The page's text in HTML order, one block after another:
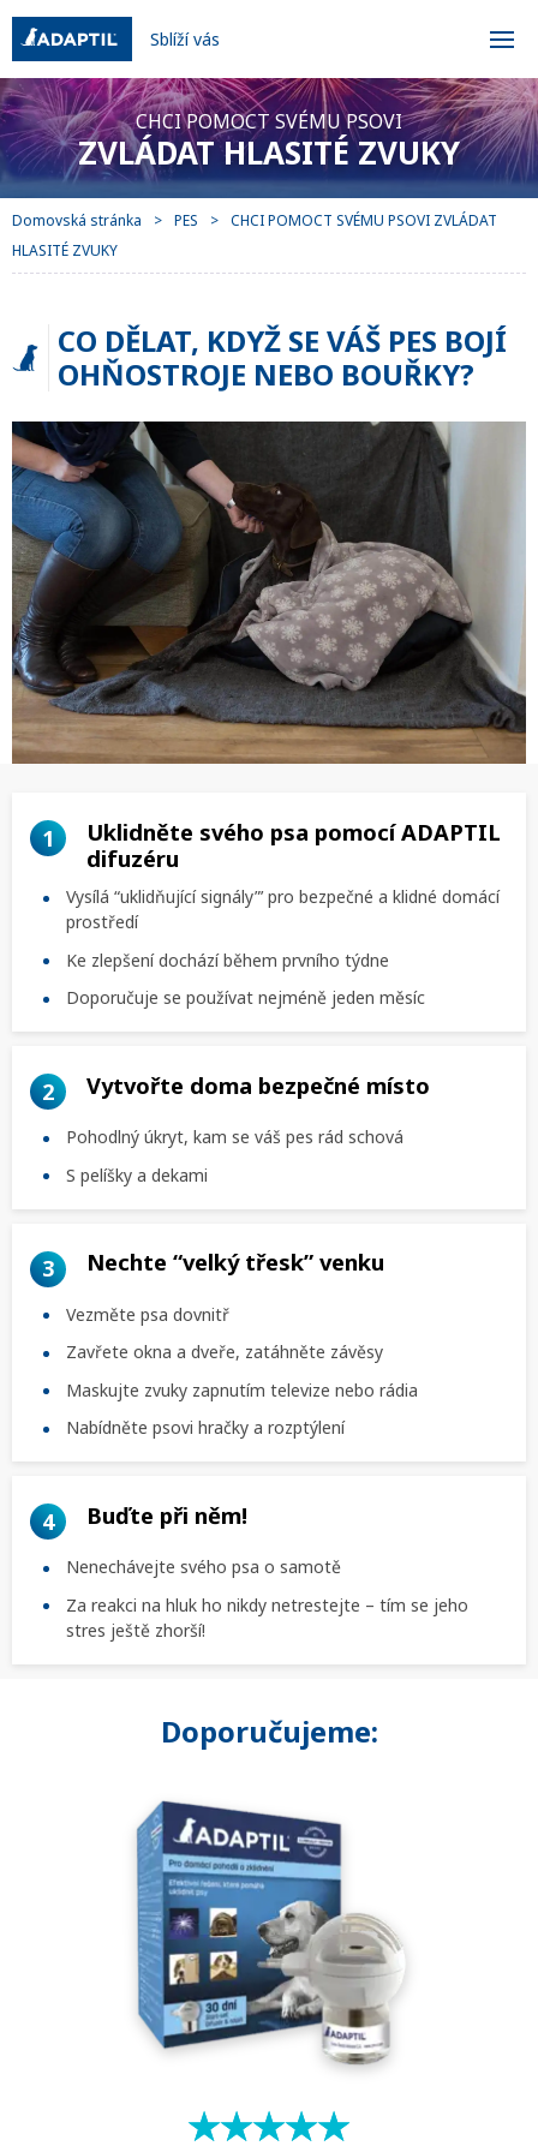
Sblíží vás
CHCI POMOCT SVÉMU PSOVI
ZVLÁDAT HLASITÉ ZVUKY
Domovská stránka PES
CHCI POMOCT SVÉMU PSOVI ZVLÁDAT
HLASITÉ ZVUKY
CO DĚLAT, KDYŽ SE VÁŠ PES BOJÍ
OHŇOSTROJE NEBO BOUŘKY?
1
Uklidněte svého psa pomocí ADAPTIL
difuzéru
Vysílá “uklidňující signály”’ pro bezpečné a klidné domácí
prostředí
Ke zlepšení dochází během prvního týdne
Doporučuje se používat nejméně jeden měsíc
2 Vytvořte doma bezpečné místo
Pohodlný úkryt, kam se váš pes rád schová
S pelíšky a dekami
3 Nechte “velký třesk” venku
Vezměte psa dovnitř
Zavřete okna a dveře, zatáhněte závěsy
Maskujte zvuky zapnutím televize nebo rádia
Nabídněte psovi hračky a rozptýlení
4 Buďte při něm!
Nenechávejte svého psa o samotě
Za reakci na hluk ho nikdy netrestejte – tím se jeho
stres ještě zhorší!
Doporučujeme:
★★★★★
☆☆☆☆☆